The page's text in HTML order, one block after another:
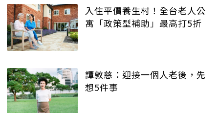
入住平價養生村！全台老人公
寓「政策型補助」最高打5折
譚敦慈：迎接一個人老後，先
想5件事